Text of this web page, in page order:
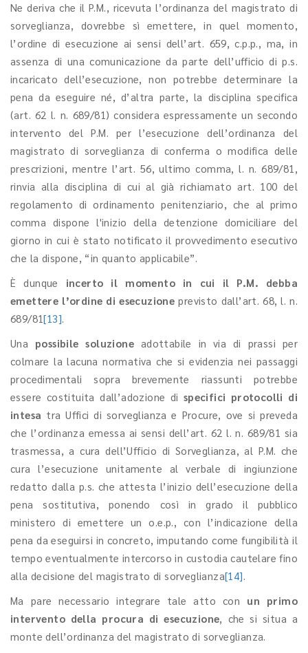
Ne deriva che il P.M., ricevuta l’ordinanza del magistrato di
sorveglianza, dovrebbe sì emettere, in quel momento,
l’ordine di esecuzione ai sensi dell’art. 659, c.p.p., ma, in
assenza di una comunicazione da parte dell’ufficio di p.s.
incaricato dell’esecuzione, non potrebbe determinare la
pena da eseguire né, d’altra parte, la disciplina specifica
(art. 62 l. n. 689/81) considera espressamente un secondo
intervento del P.M. per l’esecuzione dell’ordinanza del
magistrato di sorveglianza di conferma o modifica delle
prescrizioni, mentre l’art. 56, ultimo comma, l. n. 689/81,
rinvia alla disciplina di cui al già richiamato art. 100 del
regolamento di ordinamento penitenziario, che al primo
comma dispone l'inizio della detenzione domiciliare del
giorno in cui è stato notificato il provvedimento esecutivo
che la dispone, “in quanto applicabile”.
È dunque incerto il momento in cui il P.M. debba
emettere l’ordine di esecuzione previsto dall’art. 68, l. n.
689/81[13].
Una possibile soluzioneadottabile in via di prassi per
colmare la lacuna normativa che si evidenzia nei passaggi
procedimentali sopra brevemente riassunti potrebbe
essere costituita dall’adozione di specifici protocolli di
intesa tra Uffici di sorveglianza e Procure, ove si preveda
che l’ordinanza emessa ai sensi dell’art. 62 l. n. 689/81 sia
trasmessa, a cura dell’Ufficio di Sorveglianza, al P.M. che
cura l’esecuzione unitamente al verbale di ingiunzione
redatto dalla p.s. che attesta l’inizio dell’esecuzione della
pena sostitutiva, ponendo così in grado il pubblico
ministero di emettere un o.e.p., con l’indicazione della
pena da eseguirsi in concreto, imputando come fungibilità il
tempo eventualmente intercorso in custodia cautelare fino
alla decisione del magistrato di sorveglianza[14].
Ma pare necessario integrare tale atto con un primo
intervento della procura di esecuzione, che si situa a
monte dell’ordinanza del magistrato di sorveglianza.